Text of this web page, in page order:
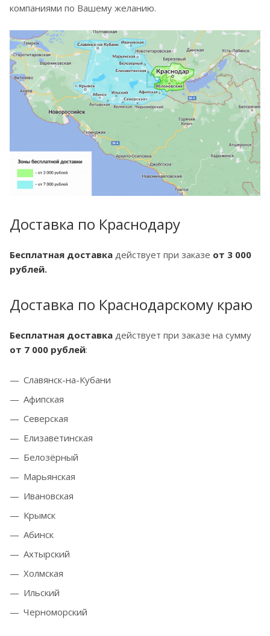
компаниями по Вашему желанию.
Доставка по Краснодару
Бесплатная доставка действует при заказе от 3 000
рублей.
Доставка по Краснодарскому краю
Бесплатная доставка действует при заказе на сумму
от 7 000 рублей:
Славянск-на-Кубани
Афипская
Северская
Елизаветинская
Белозёрный
Марьянская
Ивановская
Крымск
Абинск
Ахтырский
Холмская
Ильский
Черноморский